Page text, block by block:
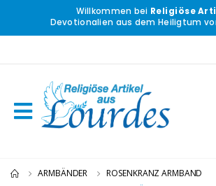
Willkommen bei Religiöse
Devotionalien aus dem Heiligtum
ARMBÄNDER
ROSENKRANZ ARMBAND